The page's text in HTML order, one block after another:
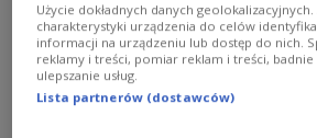
Речниця Окружної прокуратури у Варшаві
Хир PAP/Wojciech Olkuśnik
У Польщі затримали
уряді Громадянської
Użycie dokładnych danych
charakterystyki urządzenia do celów
informacji na urządzeniu lub dostęp do nich.
reklamy i treści, pomiar reklam i treści,
ulepszanie usług.
Lista partnerów (dostawców)